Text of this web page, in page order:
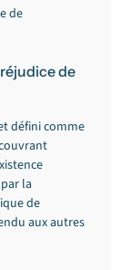
de
de
défini comme
la
de
aux autres